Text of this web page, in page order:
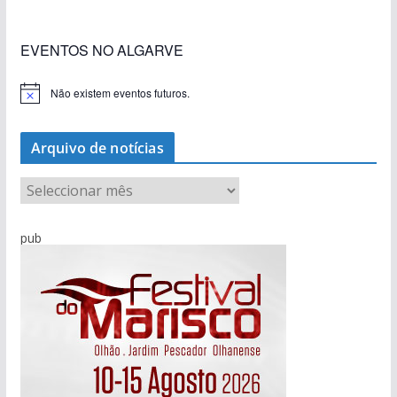
EVENTOS NO ALGARVE
Não existem eventos futuros.
Arquivo de notícias
r
q
pub